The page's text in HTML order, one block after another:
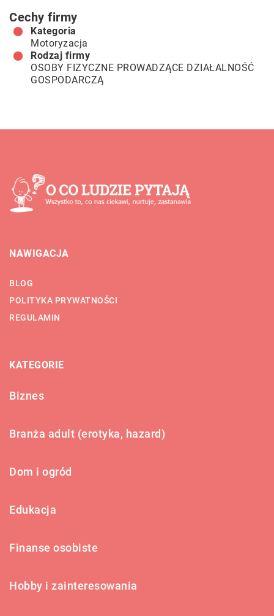
Cechy firmy
Kategoria
Motoryzacja
Rodzaj firmy
OSOBY FIZYCZNE PROWADZĄCE DZIAŁALNOŚĆ
GOSPODARCZĄ
NAWIGACJA
BLOG
POLITYKA PRYWATNOŚCI
REGULAMIN
KATEGORIE
Biznes
Branża adult (erotyka, hazard)
Dom i ogród
Edukacja
Finanse osobiste
Hobby i zainteresowania